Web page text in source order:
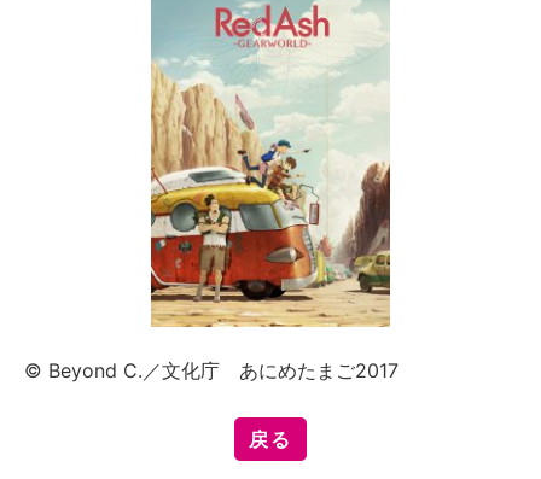
© Beyond C.／文化庁 あにめたまご2017
戻る